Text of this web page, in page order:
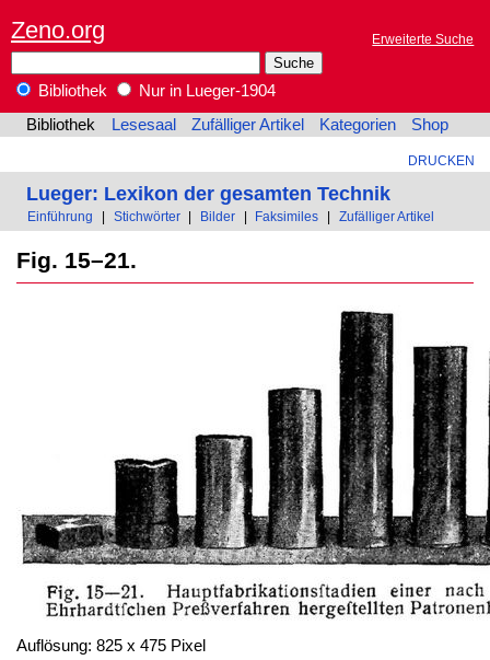
Zeno.org Erweiterte Suche
Bibliothek
Nur in Lueger-1904
Bibliothek
Lesesaal Zufälliger Artikel Kategorien Shop
DRUCKEN
Lueger: Lexikon der gesamten Technik
Einführung Stichwörter Bilder Faksimiles Zufälliger Artikel
Fig. 15–21.
Auflösung: 825 x 475 Pixel